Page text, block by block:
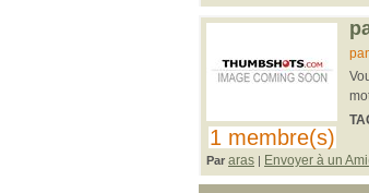
1 membre(s)
Par aras | Envoyer à un